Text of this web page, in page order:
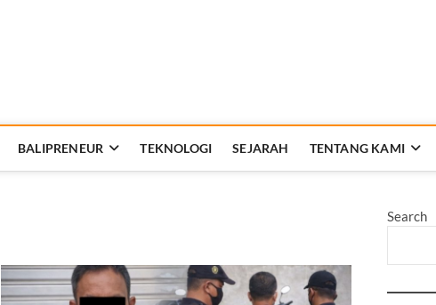
BALIPRENEUR TEKNOLOGI SEJARAH TENTANG KAMI
Search